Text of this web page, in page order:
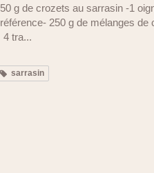
g de crozets au sarrasin -1
250 g de mélanges de
tra...
sarrasin